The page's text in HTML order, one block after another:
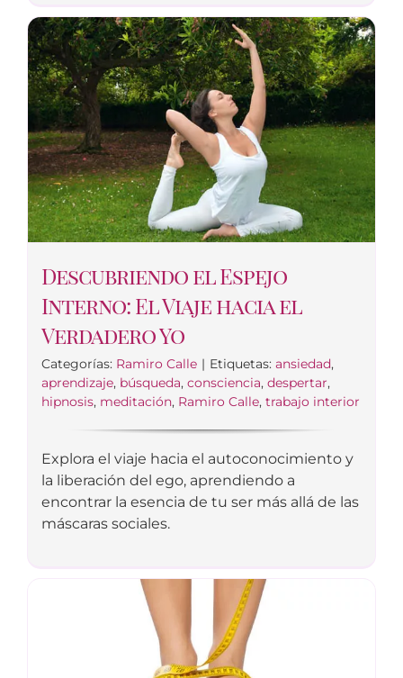
Descubriendo el Espejo
Interno: El Viaje hacia el
Verdadero Yo
Categorías: Ramiro Calle | Etiquetas: ansiedad,
aprendizaje, búsqueda, consciencia, despertar,
hipnosis, meditación, Ramiro Calle, trabajo interior
Explora el viaje hacia el autoconocimiento y
la liberación del ego, aprendiendo a
encontrar la esencia de tu ser más allá de las
máscaras sociales.